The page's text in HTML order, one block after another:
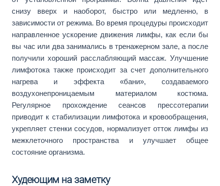
снизу вверх и наоборот, быстро или медленно, в
зависимости от режима. Во время процедуры происходит
направленное ускорение движения лимфы, как если бы
вы час или два занимались в тренажерном зале, а после
получили хороший расслабляющий массаж. Улучшение
лимфотока также происходит за счет дополнительного
нагрева и эффекта «бани», создаваемого
воздухонепроницаемым материалом костюма.
Регулярное прохождение сеансов прессотерапии
приводит к стабилизации лимфотока и кровообращения,
укрепляет стенки сосудов, нормализует отток лимфы из
межклеточного пространства и улучшает общее
состояние организма.
Худеющим на заметку